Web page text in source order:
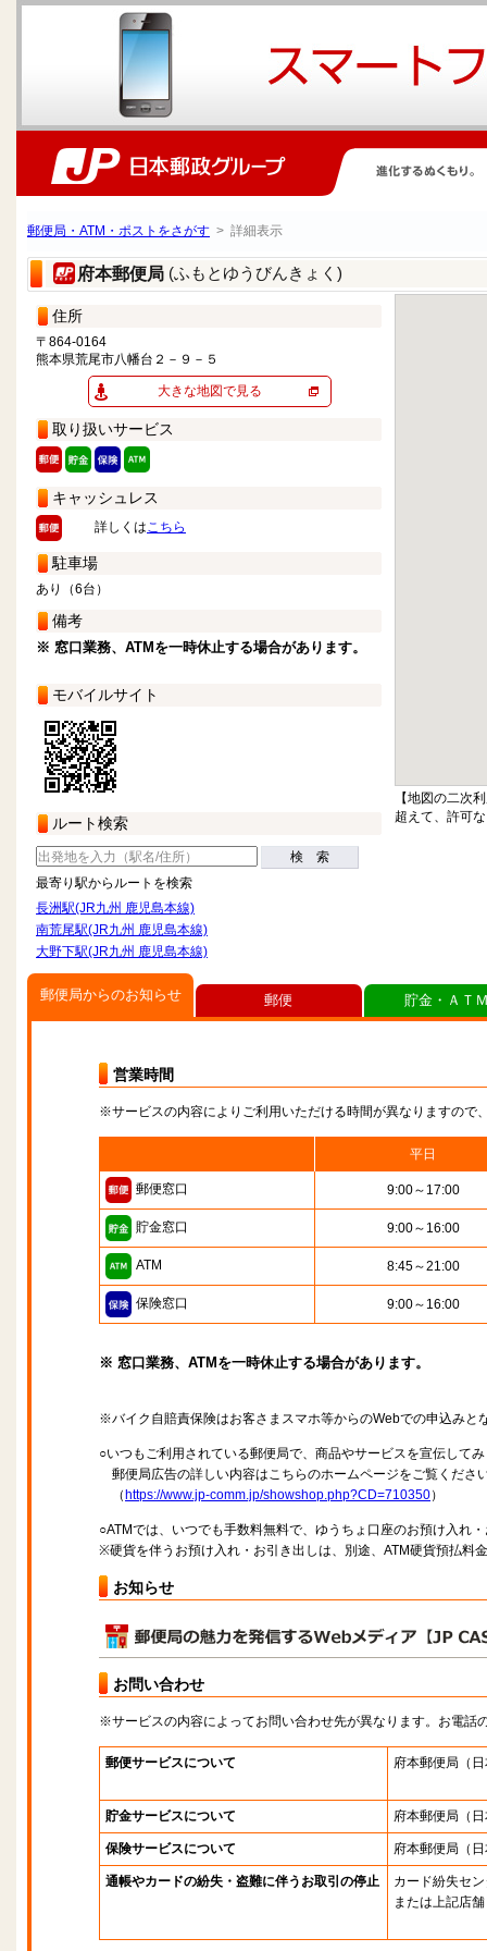
郵便局・ATM・ポストをさがす > 詳細表示
府本郵便局 (ふもとゆうびんきょく)
住所
〒864-0164
熊本県荒尾市八幡台２－９－５
大きな地図で見る
取り扱いサービス
キャッシュレス
詳しくはこちら
駐車場
あり（6台）
備考
※ 窓口業務、ATMを一時休止する場合があります。
モバイルサイト
ルート検索
検 索
最寄り駅からルートを検索
長洲駅(JR九州 鹿児島本線)
南荒尾駅(JR九州 鹿児島本線)
大野下駅(JR九州 鹿児島本線)
【地図の二次
超えて、許可
郵便局からのお知らせ
営業時間
※サービスの内容によりご利用いただける時間が異なりますので
平日
郵便窓口 9:00～17:00
貯金窓口 9:00～16:00
ATM 8:45～21:00
保険窓口 9:00～16:00
※ 窓口業務、ATMを一時休止する場合があります。
※バイク自賠責保険はお客さまスマホ等からのWebでの申込みと
○いつもご利用されている郵便局で、商品やサービスを宣伝して
郵便局広告の詳しい内容はこちらのホームページをご覧くださ
（ https://www.jp-comm.jp/showshop.php?CD=710350）
○ATMでは、いつでも手数料無料で、ゆうちょ口座のお預け入れ
※硬貨を伴うお預け入れ・お引き出しは、別途、ATM硬貨預払料
お知らせ
お問い合わせ
※サービスの内容によってお問い合わせ先が異なります。お電話
郵便サービスについて 府本郵便局 （
貯金サービスについて 府本郵便局 （
保険サービスについて 府本郵便局 （
通帳やカードの紛失・盗難に伴うお取引の停止
カード紛失セ
または上記店舗
郵便 貯金・ＡＴ